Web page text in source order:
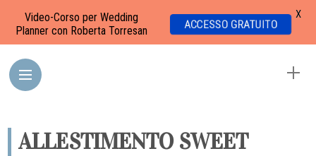
ALLESTIMENTO SWEET
Video-Corso per Wedding
Planner con Roberta Torresan
ACCESSO GRATUITO
X